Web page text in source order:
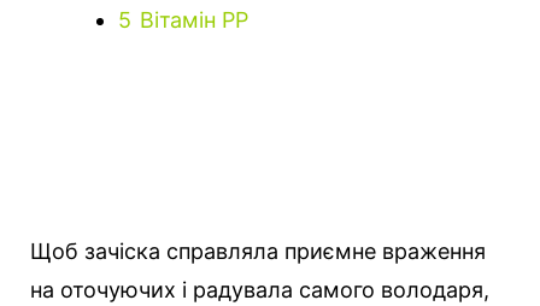
5 Вітамін РР
Щоб зачіска справляла приємне враження
на оточуючих і радувала самого володаря,